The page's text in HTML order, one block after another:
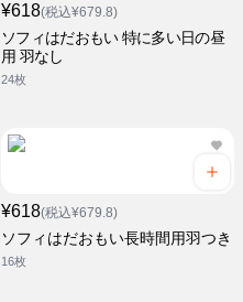
¥618(税込¥679.8)
ソフィはだおもい 特に多い日の昼
用 羽なし
24枚
¥618(税込¥679.8)
ソフィはだおもい長時間用羽つき
16枚